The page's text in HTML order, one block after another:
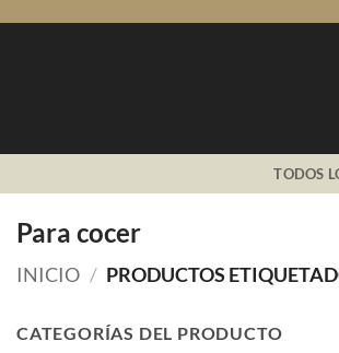
TODOS
Para cocer
INICIO / PRODUCTOS
CATEGORÍAS DEL PRODUCTO